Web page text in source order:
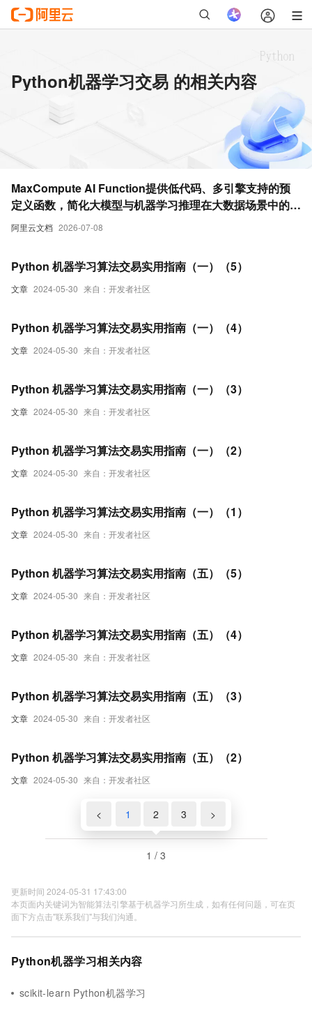
Python机器学习交易 的相关内容
阿里云文档 2026-07-08
MaxCompute AI Function提供低代码、多引擎支持的预
定义函数，简化大模型与机器学习推理在大数据场景中的应
用。更加便捷的通过SQL或Python调用大模型和机器学习
文章 2024-05-30 来自：开发者社区
Python 机器学习算法交易实用指南（一）（5）
文章 2024-05-30 来自：开发者社区
Python 机器学习算法交易实用指南（一）（4）
文章 2024-05-30 来自：开发者社区
Python 机器学习算法交易实用指南（一）（3）
文章 2024-05-30 来自：开发者社区
Python 机器学习算法交易实用指南（一）（2）
文章 2024-05-30 来自：开发者社区
Python 机器学习算法交易实用指南（一）（1）
文章 2024-05-30 来自：开发者社区
Python 机器学习算法交易实用指南（五）（5）
文章 2024-05-30 来自：开发者社区
Python 机器学习算法交易实用指南（五）（4）
文章 2024-05-30 来自：开发者社区
Python 机器学习算法交易实用指南（五）（3）
文章 2024-05-30 来自：开发者社区
Python 机器学习算法交易实用指南（五）（2）
< 1 2 3 >
1 / 3
更新时间 2024-05-31 17:43:00
本页面内关键词为智能算法引擎基于机器学习所生成，如有任何问题，可在页
面下方点击"联系我们"与我们沟通。
Python机器学习相关内容
scikit-learn Python机器学习